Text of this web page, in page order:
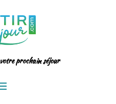
prochain séjour